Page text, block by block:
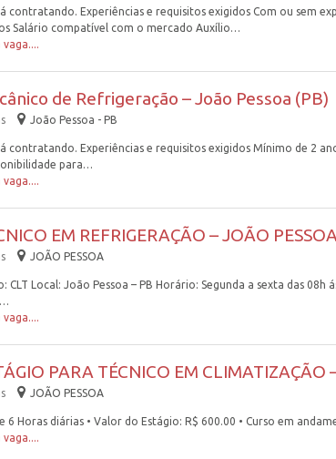
contratando. Experiências e requisitos exigidos Com ou sem
Salário compatível com o mercado Auxílio…
de Refrigeração – João Pessoa (PB)
João Pessoa - PB
contratando. Experiências e requisitos exigidos Mínimo de 2
para…
EM REFRIGERAÇÃO – JOÃO
JOÃO PESSOA
CLT Local: João Pessoa – PB Horário: Segunda a sexta das 08h
PARA TÉCNICO EM CLIMATIZAÇÃO
JOÃO PESSOA
6 Horas diárias • Valor do Estágio: R$ 600.00 • Curso em